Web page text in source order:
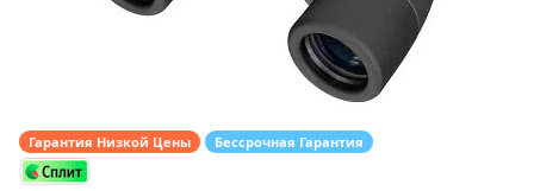
Гарантия Низкой Цены Бессрочная Гарантия